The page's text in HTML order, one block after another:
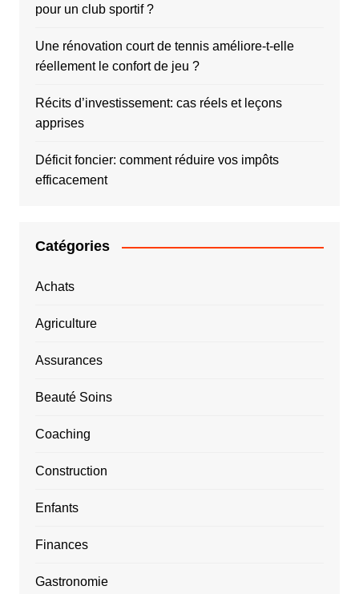
pour un club sportif ?
Une rénovation court de tennis améliore-t-elle
réellement le confort de jeu ?
Récits d’investissement: cas réels et leçons
apprises
Déficit foncier: comment réduire vos impôts
efficacement
Catégories
Achats
Agriculture
Assurances
Beauté Soins
Coaching
Construction
Enfants
Finances
Gastronomie